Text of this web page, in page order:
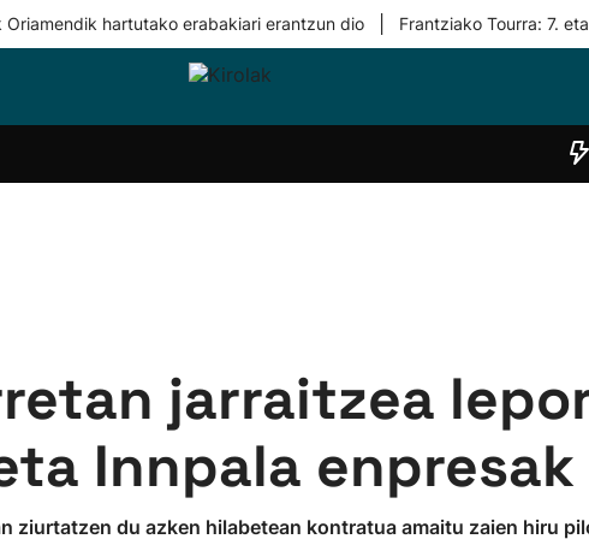
Oriamendik hartutako erabakiari erantzun dio Frantziako Tourra: 7.
Taldeak
jarraitzea
Innpala enpresak
ziurtatzen du azken hilabetean kontratua amaitu zaien hiru